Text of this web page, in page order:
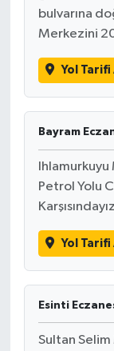
bulvarına
Merkezini
Yol Tarifi
Bayram
Petrol Yolu
Karşısındayız
Yol Tarifi
Esinti
Sultan